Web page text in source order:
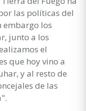
las políticas del
embargo los
junto a los
el
que hoy vino a
y al resto de
de las